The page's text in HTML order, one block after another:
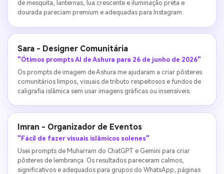
de mesquita, lanternas, lua crescente e iluminação preta e
dourada pareciam premium e adequadas para Instagram.
Sara - Designer Comunitária
"Ótimos prompts AI de Ashura para 26 de junho de 2026"
Os prompts de imagem de Ashura me ajudaram a criar pôsteres
comunitários limpos, visuais de tributo respeitosos e fundos de
caligrafia islâmica sem usar imagens gráficas ou insensíveis.
Imran - Organizador de Eventos
"Fácil de fazer visuais islâmicos solenes"
Usei prompts de Muharram do ChatGPT e Gemini para criar
pôsteres de lembrança. Os resultados pareceram calmos,
significativos e adequados para grupos do WhatsApp, páginas